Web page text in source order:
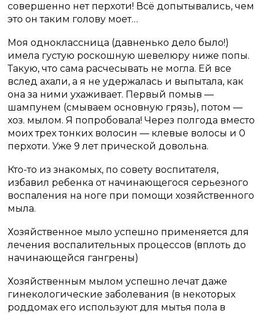
совершенно нет перхоти! Всё допытывались, чем
это он таким голову моет…
Моя одноклассница (давненько дело было!)
имела густую роскошную шевелюру ниже попы.
Такую, что сама расчесывать не могла. Ей все
вслед ахали, а я не удержалась и выпытала, как
она за ними ухаживает. Первый помыв —
шампунем (смываем основную грязь), потом —
хоз. мылом. Я попробовала! Через полгода вместо
моих трех тонких волосин — клевые волосы и 0
перхоти. Уже 9 лет прической довольна.
Кто-то из знакомых, по совету воспитателя,
избавил ребенка от начинающегося серьезного
воспаления на ноге при помощи хозяйственного
мыла.
Хозяйственное мыло успешно применяется для
лечения воспалительных процессов (вплоть до
начинающейся гангрены)
Хозяйственным мылом успешно лечат даже
гинекологические заболевания (в некоторых
роддомах его используют для мытья пола в